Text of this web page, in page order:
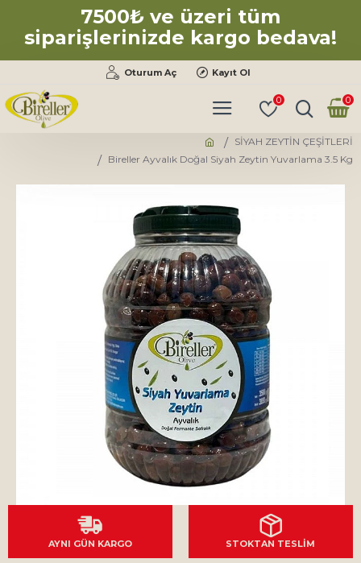
7500₺ ve üzeri tüm
siparişlerinizde kargo bedava!
Oturum Aç Kayıt Ol
0 0
SİYAH ZEYTİN ÇEŞİTLERİ
Bireller Ayvalık Doğal Siyah Zeytin Yuvarlama 3.5 Kg
AYNI GÜN KARGO STOKTAN TESLİM